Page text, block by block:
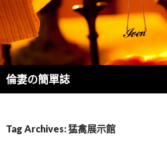
倫妻の簡單誌
Search
Tag Archives: 猛禽展示館